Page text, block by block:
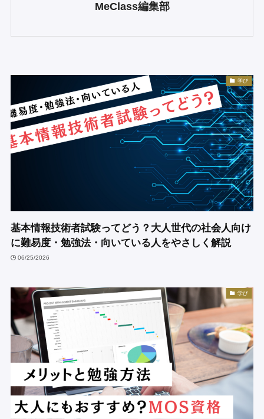
MeClass編集部
学び
基本情報技術者試験ってどう？大人世代の社会人向け
に難易度・勉強法・向いている人をやさしく解説
06/25/2026
学び